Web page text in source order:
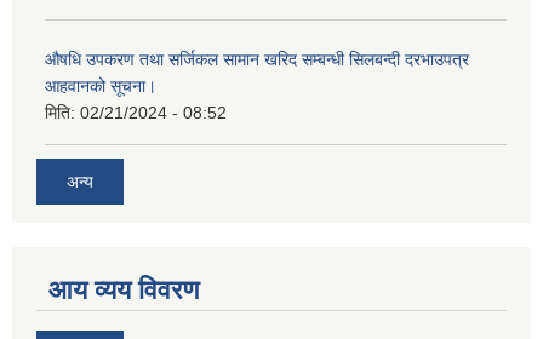
औषधि उपकरण तथा सर्जिकल सामान खरिद सम्बन्धी सिलबन्दी दरभाउपत्र
आहवानको सूचना।
मिति: 02/21/2024 - 08:52
अन्य
आय व्यय विवरण